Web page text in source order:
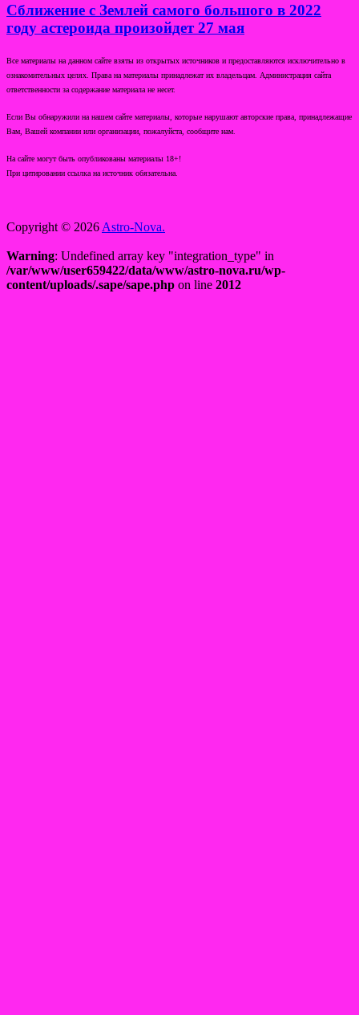
Сближение с Землей самого большого в 2022
году астероида произойдет 27 мая
Все материалы на данном сайте взяты из открытых источников и предоставляются исключительно в
ознакомительных целях. Права на материалы принадлежат их владельцам. Администрация сайта
ответственности за содержание материала не несет.
Если Вы обнаружили на нашем сайте материалы, которые нарушают авторские права, принадлежащие
Вам, Вашей компании или организации, пожалуйста, сообщите нам.
На сайте могут быть опубликованы материалы 18+!
При цитировании ссылка на источник обязательна.
Copyright © 2026 Astro-Nova.
Warning: Undefined array key "integration_type" in
/var/www/user659422/data/www/astro-nova.ru/wp-
content/uploads/.sape/sape.php on line 2012